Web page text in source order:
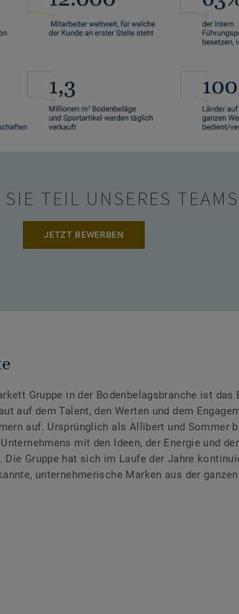
SIE TEIL UNSERES
JETZT BEWERBEN
Gruppe in der Bodenbelagsbranche ist das
auf dem Talent, den Werten und dem
auf. Ursprünglich als Allibert und Sommer
mit den Ideen, der Energie und
Die Gruppe hat sich im Laufe der Jahre
unternehmerische Marken aus der